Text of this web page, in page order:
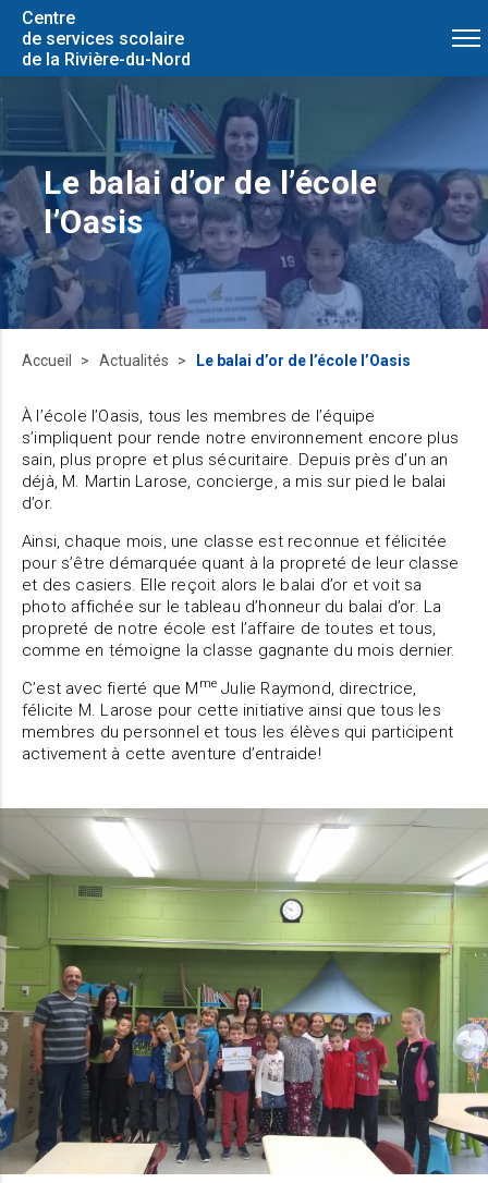
Centre
de services scolaire
de la Rivière-du-Nord
Le balai d’or de l’école
l’Oasis
Accueil Actualités Le balai d’or de l’école l’Oasis
À l’école l’Oasis, tous les membres de l’équipe
s’impliquent pour rende notre environnement encore plus
sain, plus propre et plus sécuritaire. Depuis près d’un an
déjà, M. Martin Larose, concierge, a mis sur pied le balai
d’or.
Ainsi, chaque mois, une classe est reconnue et félicitée
pour s’être démarquée quant à la propreté de leur classe
et des casiers. Elle reçoit alors le balai d’or et voit sa
photo affichée sur le tableau d’honneur du balai d’or. La
propreté de notre école est l’affaire de toutes et tous,
comme en témoigne la classe gagnante du mois dernier.
C’est avec fierté que M me Julie Raymond, directrice,
félicite M. Larose pour cette initiative ainsi que tous les
membres du personnel et tous les élèves qui participent
activement à cette aventure d’entraide!